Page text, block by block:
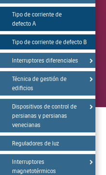
Tipo de corriente de
defecto A
Tipo de corriente de defecto B
Interruptores diferenciales
Técnica de gestión de
edificios
Dispositivos de control de
persianas y persianas
venecianas
Reguladores de luz
Interruptores
magnetotérmicos